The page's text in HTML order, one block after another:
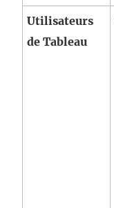
Utilisateurs
de Tableau